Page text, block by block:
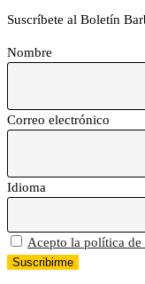
Suscríbete al Boletín
Nombre
Correo electrónico
Idioma
Acepto la política de